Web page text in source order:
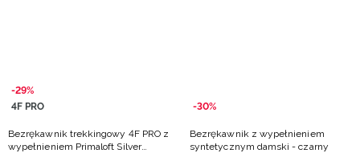
-29%
4F PRO
Bezrękawnik trekkingowy 4F PRO z
wypełnieniem Primaloft Silver
-30%
Bezrękawnik z wypełnieniem
syntetycznym damski - czarny